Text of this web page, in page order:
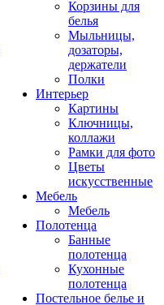
Корзины для
белья
Мыльницы,
дозаторы,
держатели
Полки
Интерьер
Картины
Ключницы,
коллажи
Рамки для фото
Цветы
искусственные
Мебель
Мебель
Полотенца
Банные
полотенца
Кухонные
полотенца
Постельное белье и